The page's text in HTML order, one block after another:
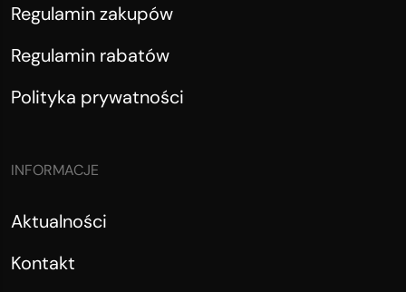
Regulamin zakupów
Regulamin rabatów
Polityka prywatności
INFORMACJE
Aktualności
Kontakt